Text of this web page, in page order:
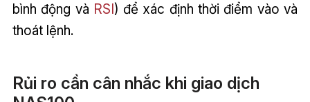
bình động và RSI ) để xác định thời điểm vào và
thoát lệnh.
Rủi ro cần cân nhắc khi giao dịch